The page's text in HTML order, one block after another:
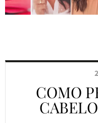
COMO